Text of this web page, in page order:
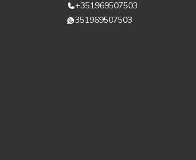
+351969507503
351969507503